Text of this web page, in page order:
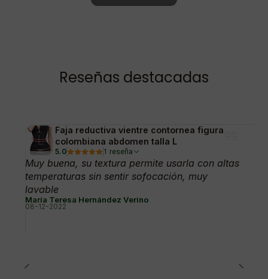
Reseñas destacadas
Faja reductiva vientre contornea figura
colombiana abdomen talla L
5.0 1 reseña
Muy buena, su textura permite usarla con altas
temperaturas sin sentir sofocación, muy
lavable
María Teresa Hernández Verino
08-12-2022